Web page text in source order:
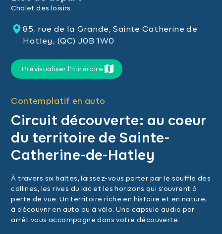
Chalet des loisirs
85, rue de la Grande, Sainte Catherine de
Hatley, (QC) J0B 1W0
Prévisualiser l'itinéraire
Contemplatif en auto
Circuit découverte: au coeur
du territoire de Sainte-
Catherine-de-Hatley
À travers six haltes, laissez-vous porter par le souffle des
collines, les rives du lac et les horizons qui s'ouvrent à
perte de vue. Un territoire riche en histoire et en nature,
à découvrir en auto ou à vélo. Une capsule audio par
arrêt vous accompagne dans votre découverte.